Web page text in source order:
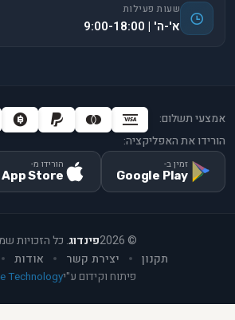
שעות פעילות
א'-ה' | 9:00-18:00
אמצעי תשלום:
הורידו את האפליקציה:
זמין ב-
Google Play
הורידו מ-
App Store
©
2026פינדוג. כל הזכויות
תקנון
יצירת קשר אודות
פיתוח וקידום ע"יTechnology